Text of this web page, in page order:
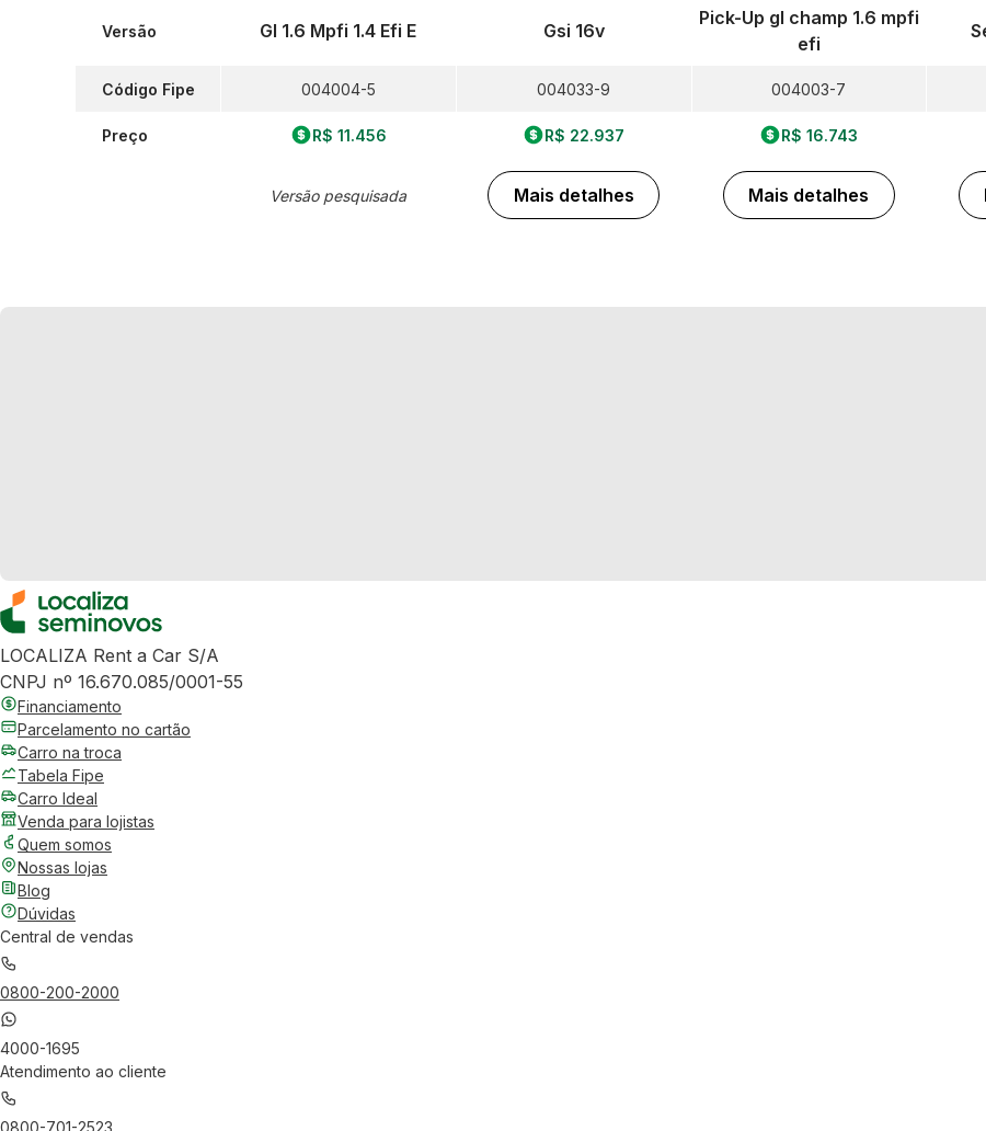
Versão
Código Fipe
Preço
Gl 1.6 Mpfi 1.4 Efi E
004004-5
R$ 11.456
Versão pesquisada
Gsi 16v
004033-9
R$ 22.937
Mais detalhes
Pick-Up gl champ 1.6 mpfi
efi
004003-7
R$ 16.743
Mais detalhes
LOCALIZA Rent a Car S/A
CNPJ nº 16.670.085/0001-55
Financiamento
Parcelamento no cartão
Carro na troca
Tabela Fipe
Carro Ideal
Venda para lojistas
Quem somos
Nossas lojas
Blog
Dúvidas
Central de vendas
0800-200-2000
4000-1695
Atendimento ao cliente
0800-701-2523